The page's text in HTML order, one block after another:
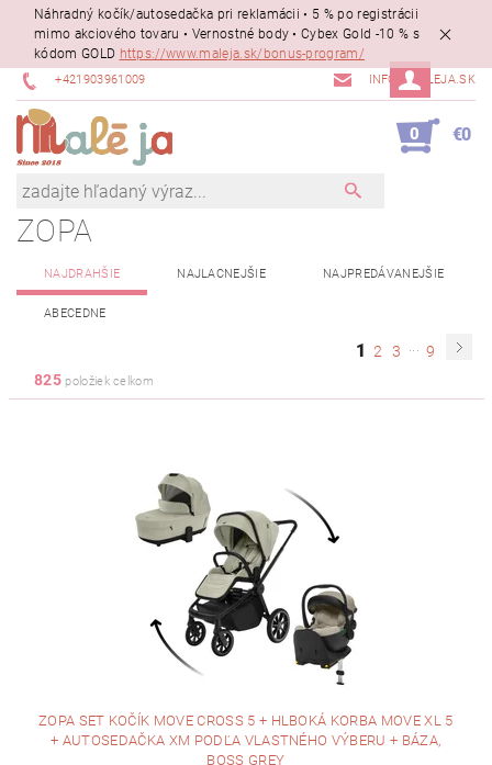
Náhradný kočík/autosedačka pri reklamácii • 5 % po registrácii
mimo akciového tovaru • Vernostné body • Cybex Gold -10 % s
kódom GOLD https://www.maleja.sk/bonus-program/
+421903961009 INFO@MALEJA.SK
0 €0
ZOPA
NAJDRAHŠIE NAJLACNEJŠIE NAJPREDÁVANEJŠIE
ABECEDNE
1 2 3 ... 9
825položiek celkom
ZOPA SET KOČÍK MOVE CROSS 5 + HLBOKÁ KORBA MOVE XL 5
+ AUTOSEDAČKA XM PODĽA VLASTNÉHO VÝBERU + BÁZA,
BOSS GREY